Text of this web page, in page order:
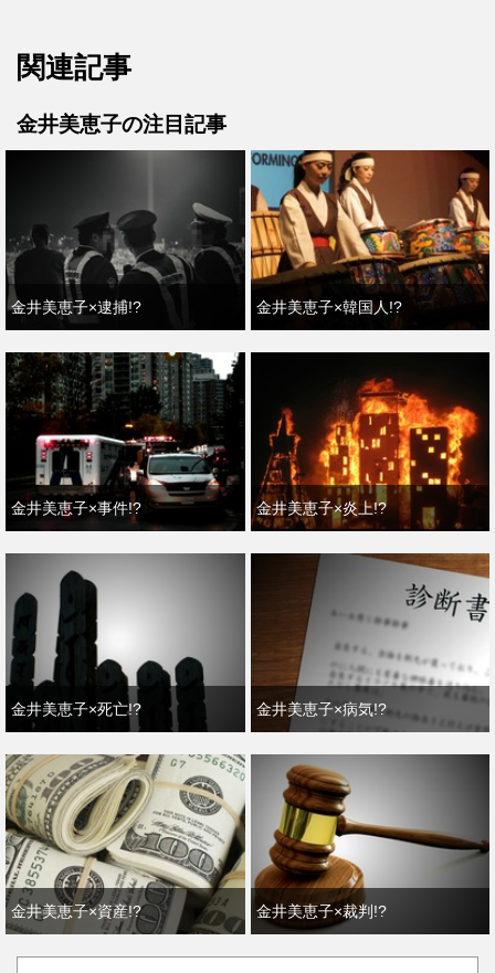
関連記事
金井美恵子の注目記事
金井美恵子×逮捕!? 金井美恵子×韓国人!?
金井美恵子×事件!? 金井美恵子×炎上!?
金井美恵子×死亡!? 金井美恵子×病気!?
金井美恵子×資産!? 金井美恵子×裁判!?